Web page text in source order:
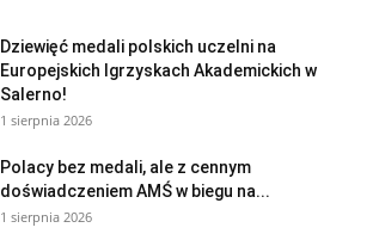
Dziewięć medali polskich uczelni na
Europejskich Igrzyskach Akademickich w
Salerno!
1 sierpnia 2026
Polacy bez medali, ale z cennym
doświadczeniem AMŚ w biegu na...
1 sierpnia 2026